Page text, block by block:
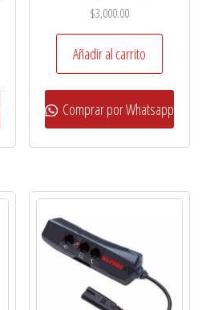
$3,000.00
Añadir al carrito
Comprar por Whatsapp